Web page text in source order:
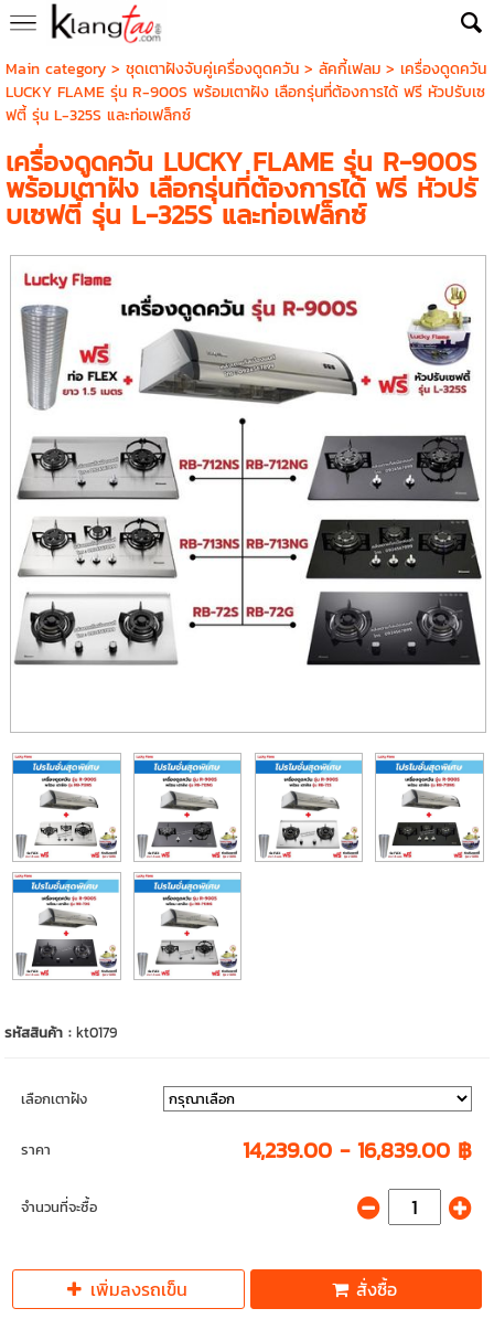
Main category> ชุดเตาฝังจับคู่เครื่องดูดควัน> ลัคกี้เฟลม> เครื่องดูดควัน
LUCKY FLAME รุ่น R-900S พร้อมเตาฝัง เลือกรุ่นที่ต้องการได้ ฟรี หัวปรับเซ
ฟตี้ รุ่น L-325S และท่อเฟล็กซ์
เครื่องดูดควัน LUCKY FLAME รุ่น R-900S
พร้อมเตาฝัง เลือกรุ่นที่ต้องการได้ ฟรี หัวปรั
บเซฟตี้ รุ่น L-325S และท่อเฟล็กซ์
รหัสสินค้า :kt0179
เลือกเตาฝัง
ราคา 14,239.00 - 16,839.00 ฿
จำนวนที่จะซื้อ
เพิ่มลงรถเข็น สั่งซื้อ